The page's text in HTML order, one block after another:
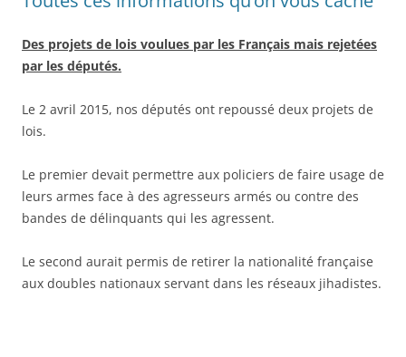
Des projets de lois voulues par les Français mais rejetées
par les députés.
Le 2 avril 2015, nos députés ont repoussé deux projets de
lois.
Le premier devait permettre aux policiers de faire usage de
leurs armes face à des agresseurs armés ou contre des
bandes de délinquants qui les agressent.
Le second aurait permis de retirer la nationalité française
aux doubles nationaux servant dans les réseaux jihadistes.